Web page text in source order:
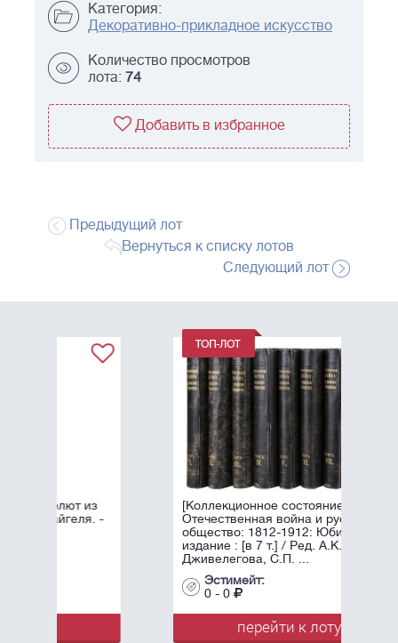
Категория:
Декоративно-прикладное искусство
Количество просмотров
лота: 74
Добавить в избранное
Предыдущий лот
Вернуться к списку лотов
Следующий лот
[Коллекционное состояние].
Отечественная война и русское
общество: 1812-1912: Юбилейное
издание : [в 7 т.] / Ред. А.К.
Дживелегова, С.П. ...
перейти к лоту